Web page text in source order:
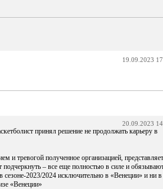
19.09.2023
20.09.2023
принял решение не продолжать карьеру в
и тревогой полученное организацией, представляет
подчеркнуть – все еще полностью в силе и
сезоне-2023/2024 исключительно в «Венеции» и ни в
«Венеции»